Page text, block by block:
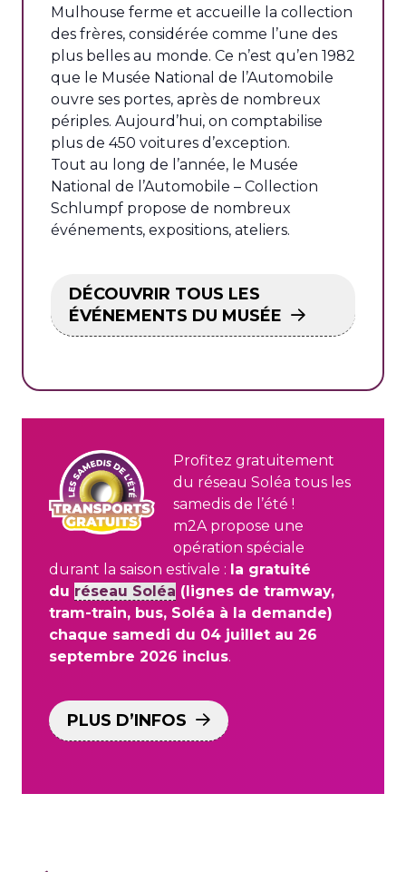
Mulhouse ferme et accueille la collection
des frères, considérée comme l’une des
plus belles au monde. Ce n’est qu’en 1982
que le Musée National de l’Automobile
ouvre ses portes, après de nombreux
périples. Aujourd’hui, on comptabilise
plus de 450 voitures d’exception.
Tout au long de l’année, le Musée
National de l’Automobile – Collection
Schlumpf propose de nombreux
événements, expositions, ateliers.
DÉCOUVRIR TOUS LES
ÉVÉNEMENTS DU MUSÉE
Profitez gratuitement
du réseau Soléa tous les
samedis de l’été !
m2A propose une
opération spéciale
durant la saison estivale : la gratuité
du réseau Soléa (lignes de tramway,
tram-train, bus, Soléa à la demande)
chaque samedi du 04 juillet au 26
septembre 2026 inclus.
PLUS D’INFOS